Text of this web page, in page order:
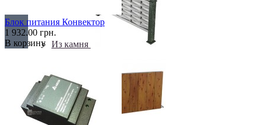
Из камня
Блок питания Конвектор
1 932.00 грн.
В корзину